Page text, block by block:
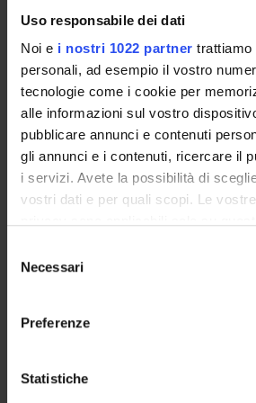
Uso responsabile dei dati
Noi e i nostri 1022 partner trattiamo
personali, ad esempio il vostro
tecnologie come i cookie per
alle informazioni sul vostro
pubblicare annunci e contenuti
gli annunci e i contenuti, ricercare il
i servizi. Avete la possibilità di
vostri dati e per quali scopi. Le
modificare o revocare il proprio
momento dalla Dichiarazione sui
raccogliere informazioni sulla
geografica, con
delNecessari
Preferenze
Statistiche
ATTACHMENTS
Locandina (pdf, it, 494 KB, 19/
Programme Director
Davide Poggi
Department
ORGANISATION